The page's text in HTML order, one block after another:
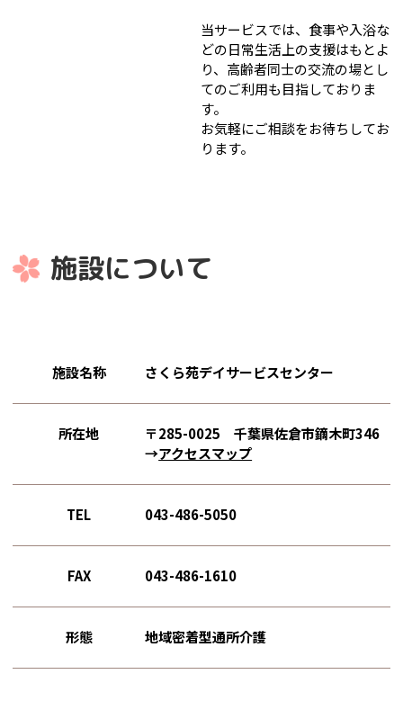
当サービスでは、食事や入浴な
どの日常生活上の支援はもとよ
り、高齢者同士の交流の場とし
てのご利用も目指しておりま
す。
お気軽にご相談をお待ちしてお
ります。
施設について
施設名称 さくら苑デイサービスセンター
所在地
〒285-0025 千葉県佐倉市鏑木町346
→アクセスマップ
TEL 043-486-5050
FAX 043-486-1610
形態 地域密着型通所介護